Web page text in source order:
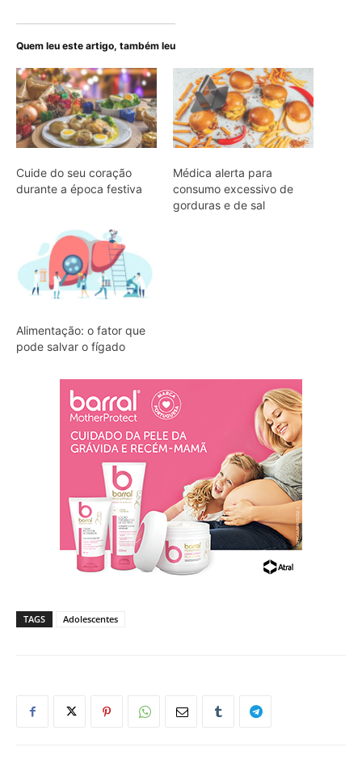
Quem leu este artigo, também leu
Cuide do seu coração
durante a época festiva
Médica alerta para
consumo excessivo de
gorduras e de sal
Alimentação: o fator que
pode salvar o fígado
TAGS Adolescentes